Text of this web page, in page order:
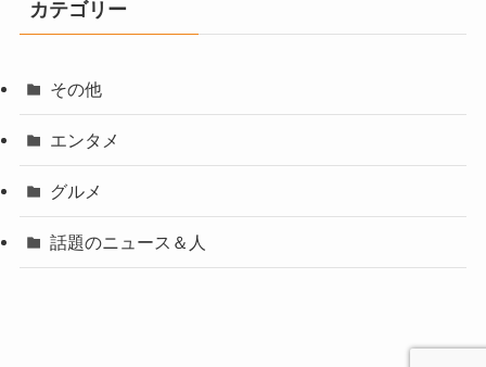
カテゴリー
その他
エンタメ
グルメ
話題のニュース＆人